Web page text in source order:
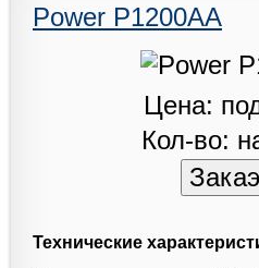
Power P1200AA
Цена:
Кол-во:
Технические